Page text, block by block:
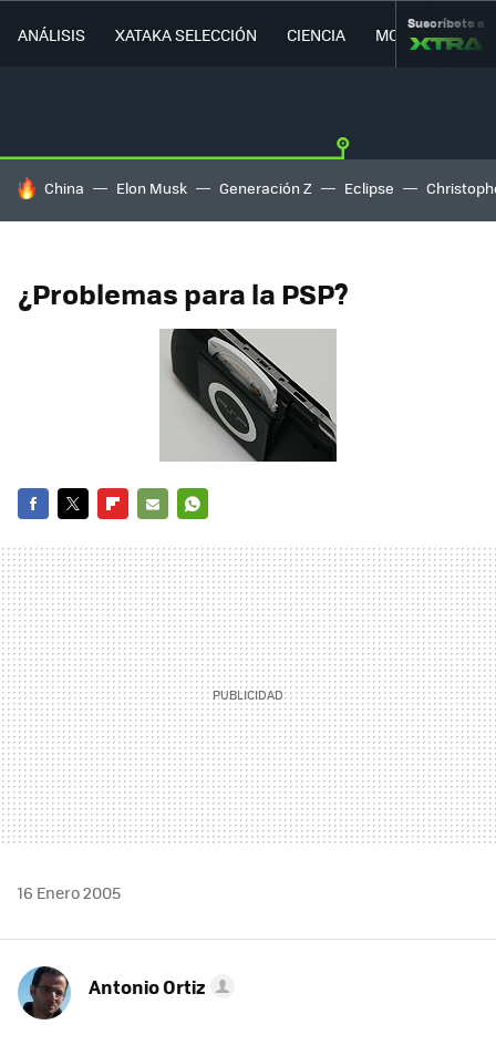
ANÁLISIS XATAKA SELECCIÓN CIENCIA MOVILIDAD
Suscríbete a
HOY SE HABLA DE
China Elon Musk Generación Z Eclipse
¿Problemas para la PSP?
MAIL
16 Enero 2005
Antonio Ortiz